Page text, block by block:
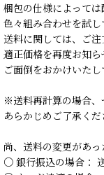
梱包の仕様によっては
色々組み合わせを試
送料に関しては、ご
適正価格を再度お知ら
ご面倒をおかけいた
※送料再計算の場合、
あらかじめご了承くだ
尚、送料の変更があっ
○ 銀行振込の場合：